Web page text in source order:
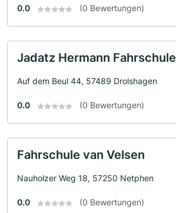
0.0 (0 Bewertungen)
Jadatz Hermann Fahrschule
Auf dem Beul 44, 57489 Drolshagen
0.0 (0 Bewertungen)
Fahrschule van Velsen
Nauholzer Weg 18, 57250 Netphen
0.0 (0 Bewertungen)